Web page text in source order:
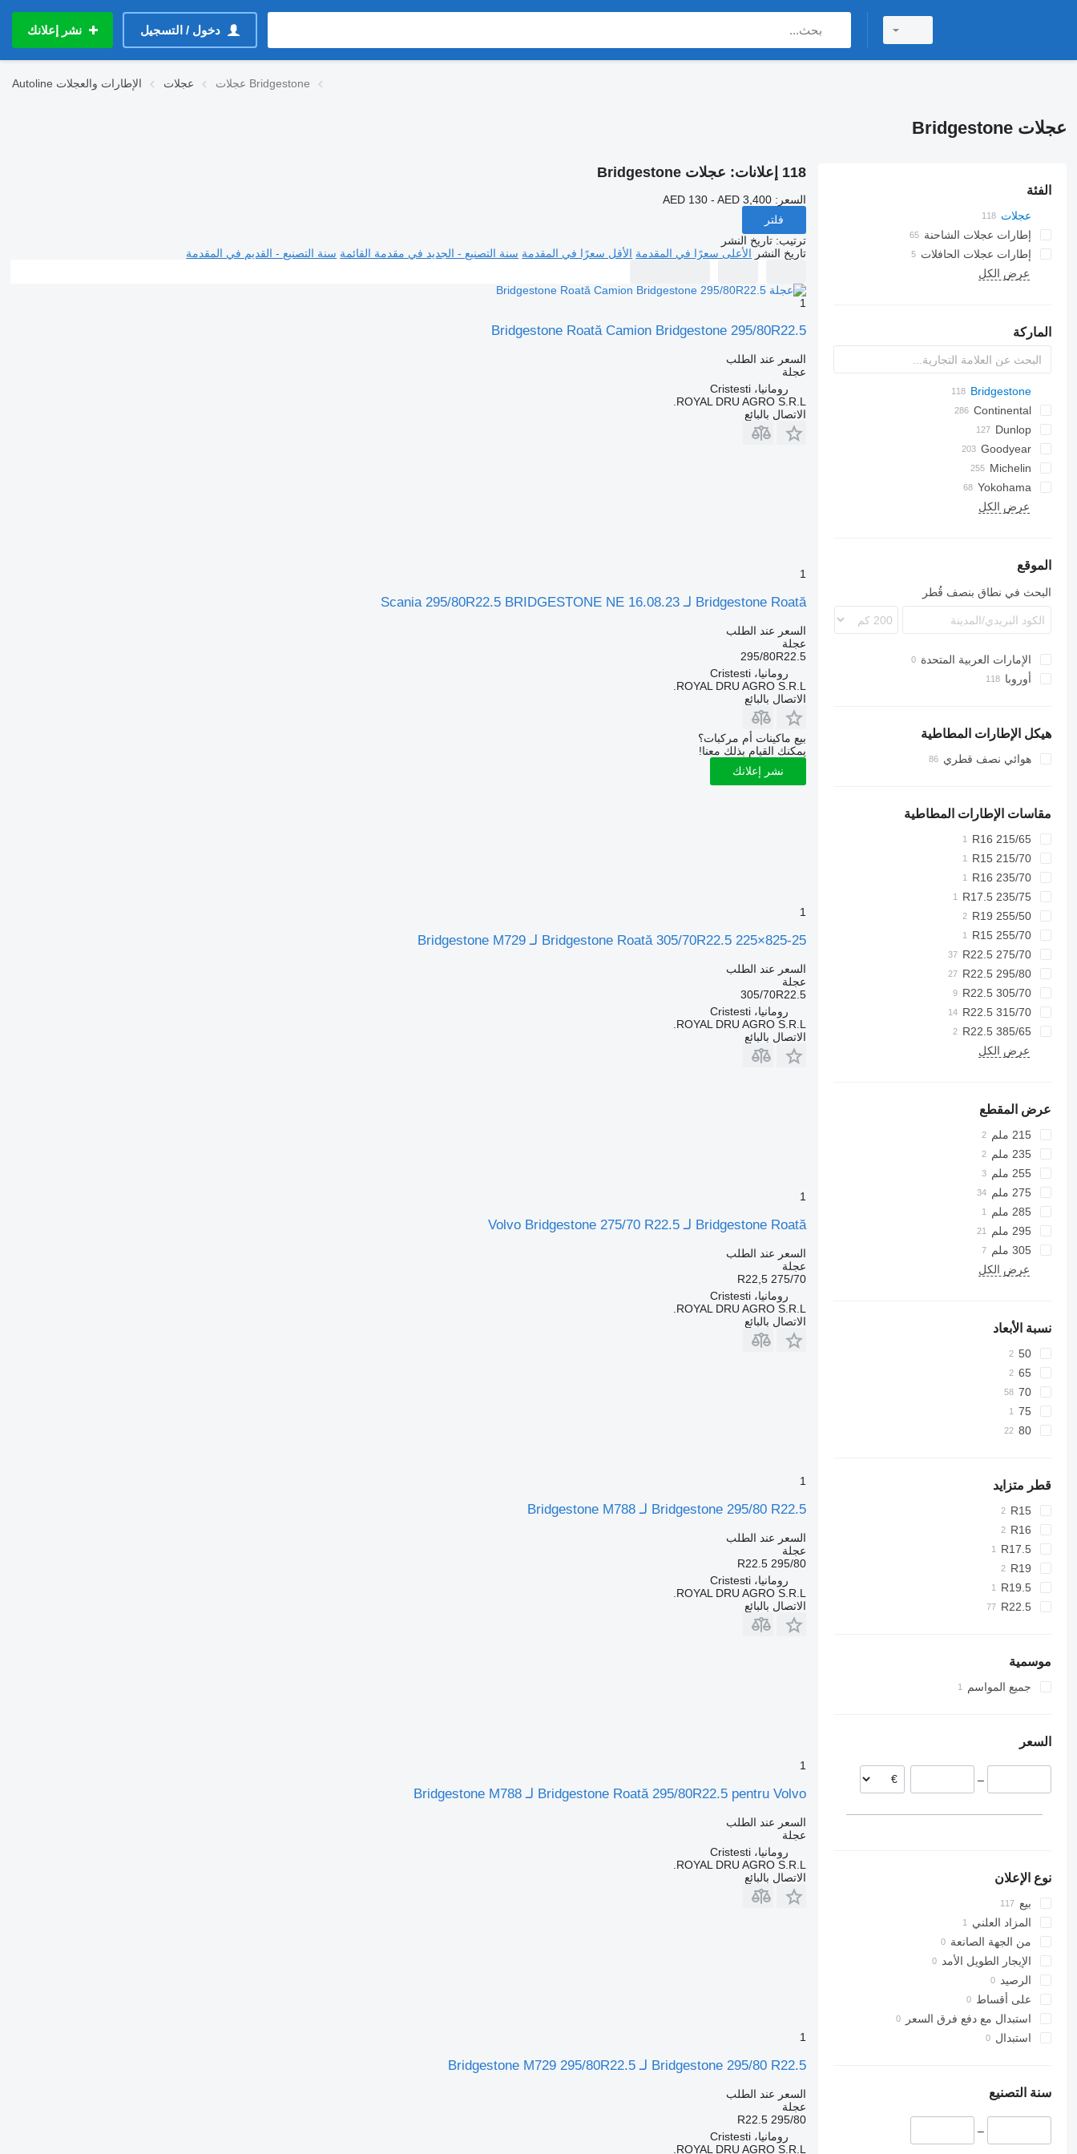
دخول / التسجيل نشر إعلانك
Autoline الإطارات والعجلات عجلات عجلات Bridgestone
عجلات Bridgestone
الفئة
عجلات
إطارات عجلات الشاحنة
إطارات عجلات الحافلات
عرض الكل
الماركة
HG
A-series
2-Series
R-Series
X-Series
Bridgestone
Blizzak W
Blizzak W800M729
R-series
R164
R297
Continental
HDR
HSL
HSR
HTR
MPT
Dunlop
SP
Goodyear
FUELMAX
LHD
LHS
TH
EuroCargo
Stralis
Crossway
TGA
Actros
Atego
GLC
Michelin
XDA
XZA
EM
Atleon
Cabstar
FH
FR
Magnum
Mascott
Avant
Eskimo HP
Urbino
Land Cruiser
Yokohama
عرض الكل
الموقع
البحث في نطاق بنصف قُطر
الإمارات العربية المتحدة
أوروبا
سلوفاكيا
بلجيكا
ألمانيا
هيكل الإطارات المطاطية
هوائي نصف قطري
مقاسات الإطارات المطاطية
215/65 R16
215/70 R15
235/70 R16
235/75 R17.5
255/50 R19
255/70 R15
275/70 R22.5
295/80 R22.5
305/70 R22.5
315/70 R22.5
385/65 R22.5
عرض الكل
عرض المقطع
215 ملم
235 ملم
255 ملم
275 ملم
285 ملم
295 ملم
305 ملم
عرض الكل
نسبة الأبعاد
50
65
70
75
80
قطر متزايد
R15
R16
R17.5
R19
R19.5
R22.5
موسمية
جميع المواسم
السعر
–
نوع الإعلان
بيع
المزاد العلني
من الجهة الصانعة
الإيجار الطويل الأمد
الرصيد
على أقساط
استبدال مع دفع فرق السعر
استبدال
سنة التصنيع
–
118 إعلانات: عجلات Bridgestone
السعر: AED 130 - AED 3,400
فلتر
ترتيب: تاريخ النشر
تاريخ النشر الأعلى سعرًا في المقدمة الأقل سعرًا في المقدمة سنة التصنيع - الجديد في مقدمة القائمة سنة التصنيع - القديم في المقدمة
1
Bridgestone Roată Camion Bridgestone 295/80R22.5
السعر عند الطلب
عجلة
رومانيا، Cristesti
ROYAL DRU AGRO S.R.L.
الاتصال بالبائع
1
Bridgestone Roată لـ Scania 295/80R22.5 BRIDGESTONE NE 16.08.23
السعر عند الطلب
عجلة
295/80R22.5
رومانيا، Cristesti
ROYAL DRU AGRO S.R.L.
الاتصال بالبائع
بيع ماكينات أم مركبات؟
يمكنك القيام بذلك معنا!
نشر إعلانك
1
Bridgestone Roată 305/70R22.5 225×825-25 لـ Bridgestone M729
السعر عند الطلب
عجلة
305/70R22.5
رومانيا، Cristesti
ROYAL DRU AGRO S.R.L.
الاتصال بالبائع
1
Bridgestone Roată لـ Volvo Bridgestone 275/70 R22.5
السعر عند الطلب
عجلة
275/70 R22,5
رومانيا، Cristesti
ROYAL DRU AGRO S.R.L.
الاتصال بالبائع
1
Bridgestone 295/80 R22.5 لـ Bridgestone M788
السعر عند الطلب
عجلة
295/80 R22.5
رومانيا، Cristesti
ROYAL DRU AGRO S.R.L.
الاتصال بالبائع
1
Bridgestone Roată 295/80R22.5 pentru Volvo لـ Bridgestone M788
السعر عند الطلب
عجلة
رومانيا، Cristesti
ROYAL DRU AGRO S.R.L.
الاتصال بالبائع
1
Bridgestone 295/80 R22.5 لـ Bridgestone M729 295/80R22.5
السعر عند الطلب
عجلة
295/80 R22.5
رومانيا، Cristesti
ROYAL DRU AGRO S.R.L.